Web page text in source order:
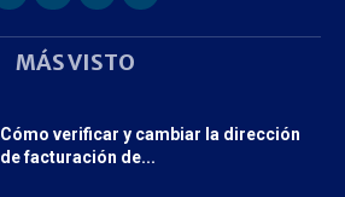
MÁS VISTO
Cómo verificar y cambiar la dirección
de facturación de...